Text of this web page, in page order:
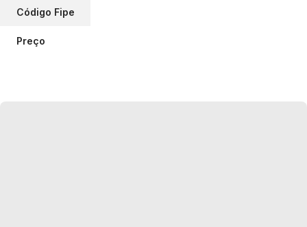
Código Fipe
Preço